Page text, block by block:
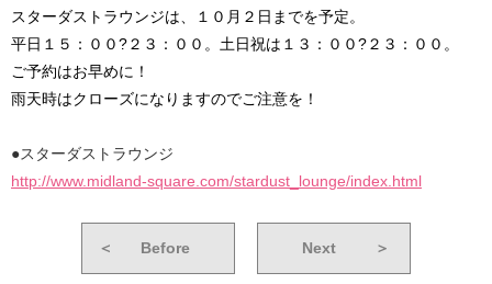
スターダストラウンジは、１０月２日までを予定。
平日１５：００?２３：００。土日祝は１３：００?２３：００。
ご予約はお早めに！
雨天時はクローズになりますのでご注意を！
●スターダストラウンジ
http://www.midland-square.com/stardust_lounge/index.html
＜ Before Next ＞